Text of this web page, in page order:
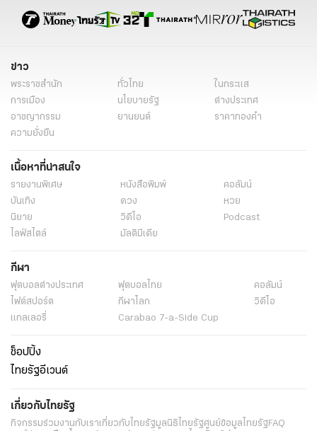
ข่าว
พระราชสำนัก ทั่วไทย
ในกระแส
การเมือง
นโยบายรัฐ
ต่างประเทศ
อาชญากรรม
ยานยนต์
ราคาทองคำ
ความยั่งยืน
เนื้อหาที่น่าสนใจ
รายงานพิเศษ หนังสือพิมพ์
คอลัมน์
บันเทิง
ดวง
หวย
นิยาย
วิดีโอ
Podcast
ไลฟ์สไตล์
มัลติมีเดีย
กีฬา
ฟุตบอลต่่างประเทศ ฟุตบอลไทย
คอลัมน์
ไฟต์สปอร์ต
กีฬาโลก
วิดีโอ
แกลเลอรี่
Carabao 7-a-Side Cup
ช็อปปิ้ง
ไทยรัฐอีเวนต์
เกี่ยวกับไทยรัฐ
กิจกรรมร่วมงานกับเราเกี่ยวกับไทยรัฐมูลนิธิไทยรัฐศูนย์ข้อมูลไทยรัฐ FAQ